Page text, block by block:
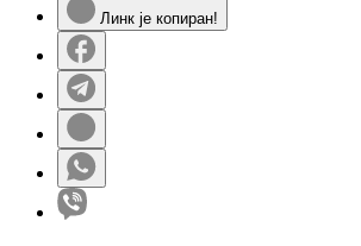
Линк је копиран!